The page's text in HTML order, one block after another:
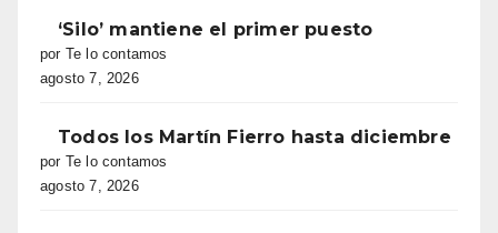
‘Silo’ mantiene el primer puesto
por Te lo contamos
agosto 7, 2026
Todos los Martín Fierro hasta diciembre
por Te lo contamos
agosto 7, 2026